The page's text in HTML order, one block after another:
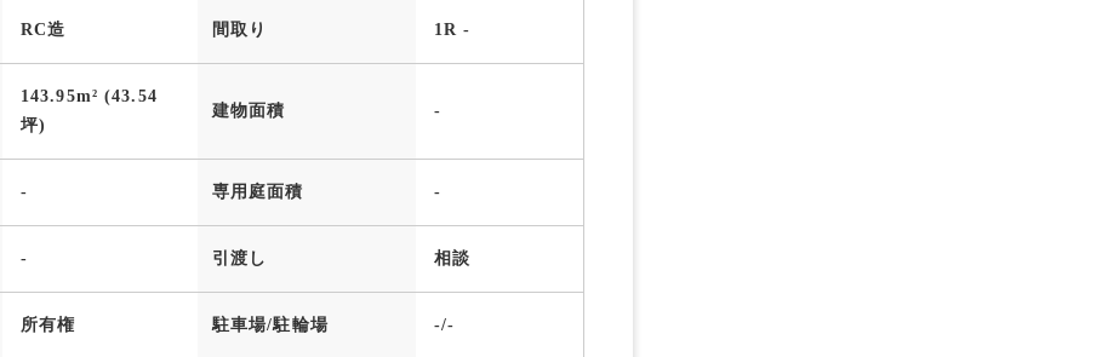
RC造 間取り 1R -
143.95m² (43.54
坪)
建物面積 -
- 専用庭面積 -
- 引渡し 相談
所有権 駐車場/駐輪場 -/-